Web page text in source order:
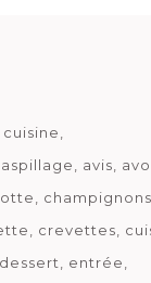
avis
champignons
crevettes
dessert
entrée